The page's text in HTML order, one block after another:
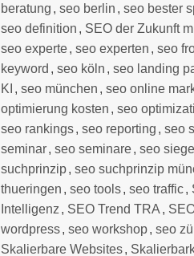
beratung ,seo berlin ,seo bester
seo definition , SEO der Zukunft
seo experte,seo experten ,seo
keyword ,seo köln ,seo landing
KI ,seo münchen ,seo online
optimierung kosten ,seo
seo rankings,seo reporting ,seo
seminar,seo seminare,seo
suchprinzip,seo suchprinzip
thueringen ,seo tools,seo traffic,
Intelligenz , SEO Trend TRA ,
wordpress,seo workshop,seo
Skalierbare Websites,